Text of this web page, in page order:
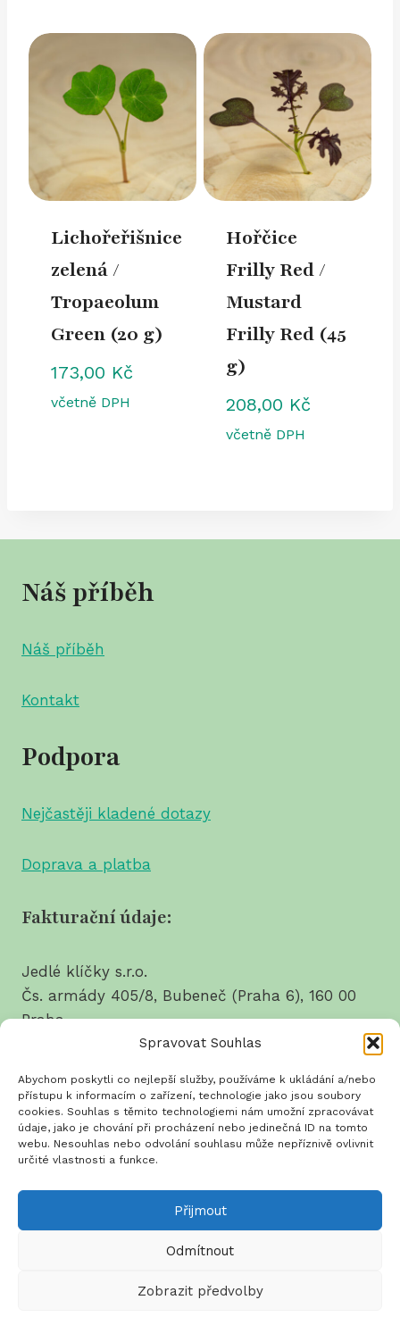
Spravovat Souhlas
Abychom poskytli co nejlepší služby, používáme k ukládání a/nebo
přístupu k informacím o zařízení, technologie jako jsou soubory
cookies. Souhlas s těmito technologiemi nám umožní zpracovávat
údaje, jako je chování při procházení nebo jedinečná ID na tomto
webu. Nesouhlas nebo odvolání souhlasu může nepříznivě ovlivnit
určité vlastnosti a funkce.
Přijmout
Odmítnout
Zobrazit předvolby
Lichořeřišnice
zelená /
Tropaeolum
Green (20 g)
173,00 Kč
včetně DPH
Hořčice
Frilly Red /
Mustard
Frilly Red (45
g)
208,00 Kč
včetně DPH
Náš příběh
Náš příběh
Kontakt
Podpora
Nejčastěji kladené dotazy
Doprava a platba
Fakturační údaje:
Jedlé klíčky s.r.o.
Čs. armády 405/8, Bubeneč (Praha 6), 160 00
Praha
IČO: 03639550
DIČ: CZ03639550
Zásady cookies